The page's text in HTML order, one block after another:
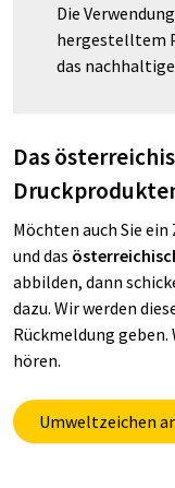
Die
hergestelltem
das
Das
Möchten auch Sie
und das
abbilden, dann
dazu. Wir werden
Rückmeldung geben.
hören.
Umweltzeichen